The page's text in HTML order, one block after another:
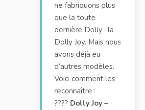
ne fabriquons plus
que la toute
dernière Dolly : la
Dolly Joy. Mais nous
avons déjà eu
d’autres modèles.
Voici comment les
reconnaître :
???? Dolly Joy –